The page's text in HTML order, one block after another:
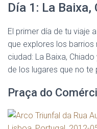
Día 1: La
El primer día de tu viaje
que explores los
ciudad: La Baixa,
de los lugares que no te
Praça do